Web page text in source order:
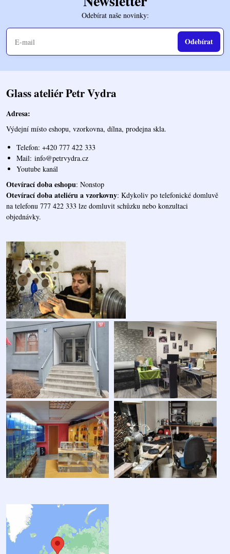
Odebírat naše novinky:
Odebírat
Glass ateliér Petr Vydra
Adresa:
Výdejní místo eshopu, vzorkovna, dílna, prodejna skla.
Telefon: +420 777 422 333
Mail: info@petrvydra.cz
Youtube kanál
Otevírací doba eshopu: Nonstop
Otevírací doba ateliéru a vzorkovny: Kdykoliv po telefonické domluvě
na telefonu 777 422 333 lze domluvit schůzku nebo konzultaci
objednávky.